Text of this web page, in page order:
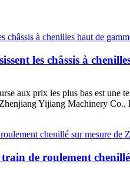
les châssis à
aux prix les plus bas est une
Yijiang Machinery
de roulement